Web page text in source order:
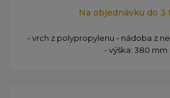
Na objednávku do 3
- vrch z polypropylenu - nádoba z
- výška: 380 mm